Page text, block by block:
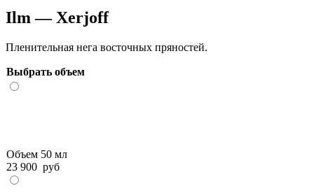
Ilm — Xerjoff
Пленительная нега восточных пряностей.
Выбрать объем
Объем 50 мл
23 900 руб